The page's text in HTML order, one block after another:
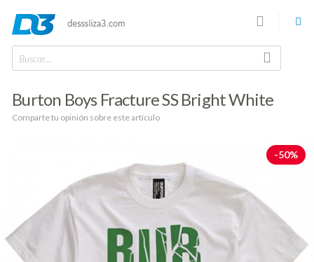
Buscar...
Burton Boys Fracture SS Bright White
Comparte tu opinión sobre este artículo
-50%